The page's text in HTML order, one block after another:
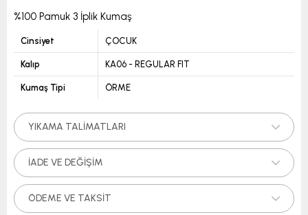
%100 Pamuk 3 İplik Kumaş
Cinsiyet ÇOCUK
Kalıp KA06 - REGULAR FIT
Kumaş Tipi ÖRME
YIKAMA TALIMATLARI
İADE VE DEĞIŞIM
ÖDEME VE TAKSIT